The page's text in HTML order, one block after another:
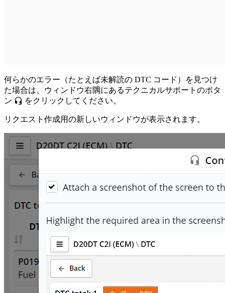
何らかのエラー（たとえば未解読の DTC コード）を見つけ
た場合は、ウィンドウ右隅にあるテクニカルサポートのボタ
ン
をクリックしてください。
リクエスト作成用の新しいウィンドウが表示されます。